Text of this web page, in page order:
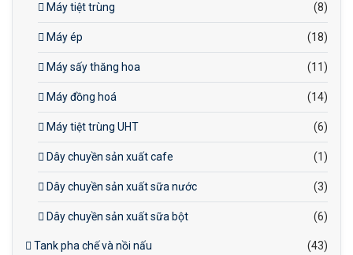
Máy tiệt trùng (8)
Máy ép (18)
Máy sấy thăng hoa (11)
Máy đồng hoá (14)
Máy tiệt trùng UHT (6)
Dây chuyền sản xuất cafe (1)
Dây chuyền sản xuất sữa nước (3)
Dây chuyền sản xuất sữa bột (6)
Tank pha chế và nồi nấu
(43)